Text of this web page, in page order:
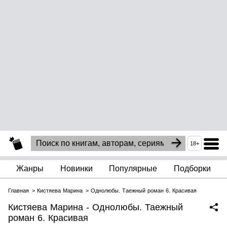
18+
Жанры Новинки Популярные Подборки
Главная Кистяева Марина Однолюбы. Таежный роман 6. Красивая
Кистяева Марина - Однолюбы. Таежный
роман 6. Красивая